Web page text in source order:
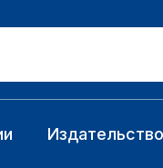
Издательство